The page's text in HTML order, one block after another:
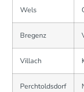
Wels
Bregenz
Villach
Perchtoldsdorf